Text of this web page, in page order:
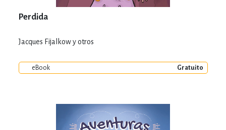
Perdida
Jacques Fijalkow y otros
eBook Gratuito